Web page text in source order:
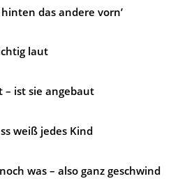
das andere vorn’
laut
– ist sie angebaut
weiß jedes Kind
was – also ganz geschwind